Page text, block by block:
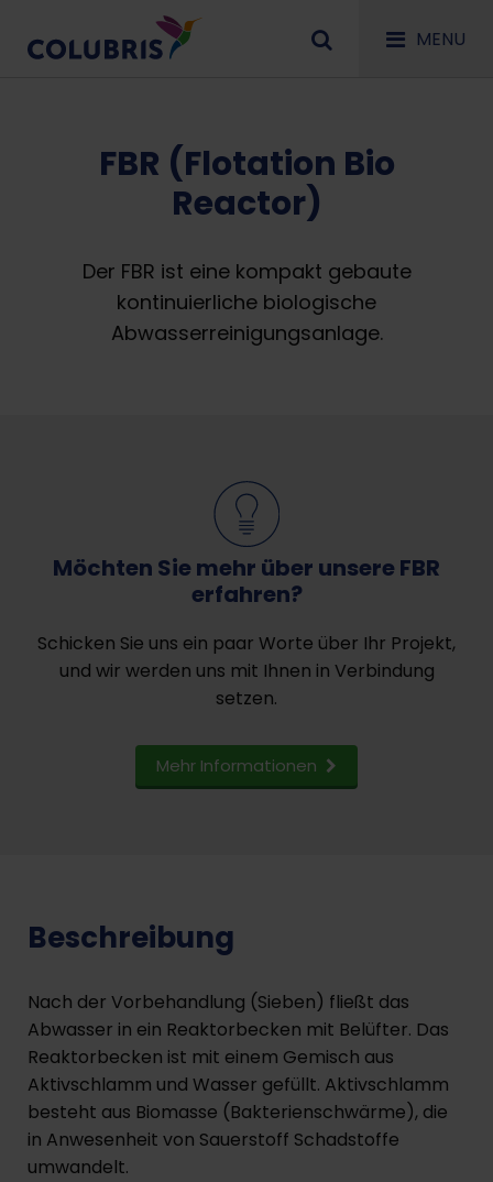
MENU
FBR (Flotation Bio
Reactor)
Der FBR ist eine kompakt gebaute
kontinuierliche biologische
Abwasserreinigungsanlage.
Möchten Sie mehr über unsere FBR
erfahren?
Schicken Sie uns ein paar Worte über Ihr Projekt,
und wir werden uns mit Ihnen in Verbindung
setzen.
Mehr Informationen
Beschreibung
Nach der Vorbehandlung (Sieben) fließt das
Abwasser in ein Reaktorbecken mit Belüfter. Das
Reaktorbecken ist mit einem Gemisch aus
Aktivschlamm und Wasser gefüllt. Aktivschlamm
besteht aus Biomasse (Bakterienschwärme), die
in Anwesenheit von Sauerstoff Schadstoffe
umwandelt.